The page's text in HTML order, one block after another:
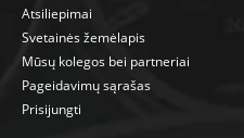
Atsiliepimai
Svetainės žemėlapis
Mūsų kolegos bei partneriai
Pageidavimų sąrašas
Prisijungti